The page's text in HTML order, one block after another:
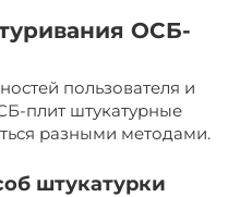
ОСБ-
пользователя и
плит штукатурные
разными методами.
штукатурки